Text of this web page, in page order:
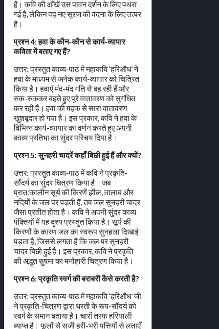
है। कवि की आँखें उस पावन दर्शन के लिए पथरा
गई हैं, लेकिन वह नए सूरज की वंदना के लिए तत्पर
है।
प्रश्न 4: हवा के कौन-कौन से कार्य-व्यापार
कविता में बताए गए हैं?
उत्तर: प्रस्तुत काव्य-पाठ में महाकवि ‘हरिऔध’ ने
हवा के माध्यम से अनेक कार्य-व्यापार को चित्रित
किया है। हवाएँ मंद-मंद गति से बह रही हैं और
रुक-रुककर बहते हुए पूरे वातावरण को सुगंधित
कर रही हैं। हवा की महक से सारा वातावरण
खुशबूदार हो गया है। इस प्रकार, कवि ने हवा के
विभिन्न कार्य-व्यापार का वर्णन करते हुए अपनी
काव्य प्रतिभा का सुंदर परिचय दिया है।
प्रश्न 5: सुनहरी चादरें कहाँ बिछी हुई हैं और क्यों?
उत्तर: प्रस्तुत काव्य-पाठ में कवि ने प्रकृति-
सौंदर्य का सुंदर चित्रण किया है। जब
प्रात:कालीन सूर्य की किरणें झील, तालाब और
नदियों के जल पर पड़ती हैं, तब जल सुनहरी चादर
जैसा प्रतीत होता है। कवि ने अपनी सुंदर काव्य
पंक्तियों में यह दृश्य प्रस्तुत किया है। सूर्य की
किरणों के कारण जल का स्वरूप सुनहला दिखाई
पड़ता है, जिससे लगता है कि जल पर सुनहरी
चादर बिछी हुई है। इस प्रकार, कवि ने प्रकृति
की अद्भुत सुषमा का मनोहारी चित्रण किया है।
प्रश्न 6: प्रकृति स्वर्ग की बराबरी कैसे करती है?
उत्तर: प्रस्तुत काव्य-पाठ में महाकवि ‘हरिऔध’ जी
ने प्रकृति-चित्रण द्वारा धरती के रूप-सौंदर्य को
स्वर्ग के समान बताया है। चारों तरफ हरियाली
व्याप्त है। फूलों से सजी हरी-भरी पत्तियों से लताएँ